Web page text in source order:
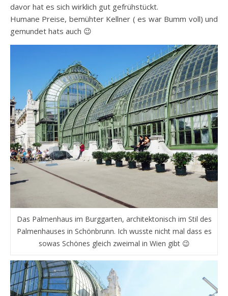
davor hat es sich wirklich gut gefrühstückt.
Humane Preise, bemühter Kellner ( es war Bumm voll) und
gemundet hats auch 😉
Das Palmenhaus im Burggarten, architektonisch im Stil des
Palmenhauses in Schönbrunn. Ich wusste nicht mal dass es
sowas Schönes gleich zweimal in Wien gibt 😉